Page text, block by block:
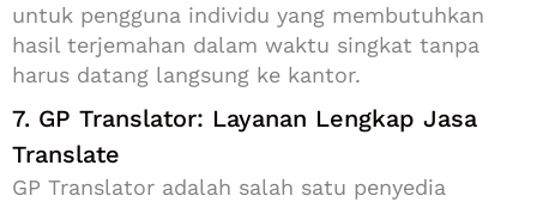
untuk pengguna individu yang membutuhkan
hasil terjemahan dalam waktu singkat tanpa
harus datang langsung ke kantor.
7. GP Translator: Layanan Lengkap Jasa
Translate
GP Translator adalah salah satu penyedia